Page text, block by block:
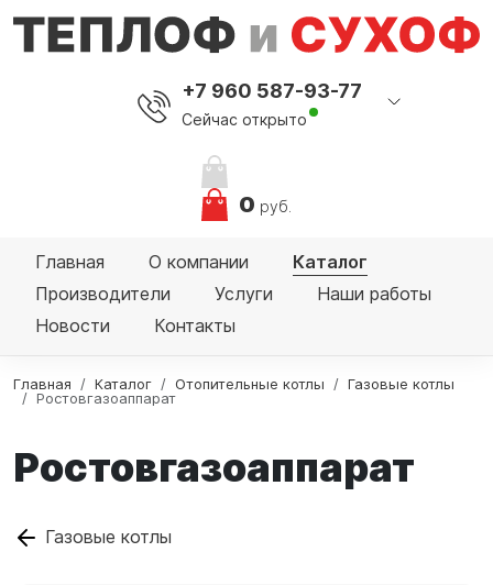
+7 960 587-93-77
Сейчас открыто
0 руб.
Главная О компании
Каталог
Производители
Услуги
Наши работы
Новости
Контакты
Главная Каталог Отопительные котлы
Газовые котлы
Ростовгазоаппарат
Ростовгазоаппарат
Газовые котлы